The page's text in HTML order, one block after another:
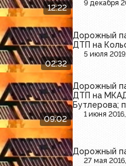
12:22
9 декабря
02:32
Дорожный
ДТП на
5 июля
09:02
Дорожный
ДТП на
Бутлерова;
Парковой
1 июня
Дорожный
27 мая